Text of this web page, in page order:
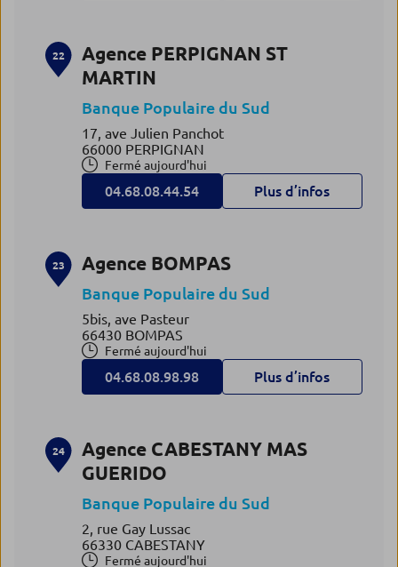
22
Agence PERPIGNAN ST
MARTIN
Banque Populaire du Sud
17, ave Julien Panchot
66000 PERPIGNAN
Fermé aujourd'hui
04.68.08.44.54 Plus d’infos
23 Agence BOMPAS
Banque Populaire du Sud
5bis, ave Pasteur
66430 BOMPAS
Fermé aujourd'hui
04.68.08.98.98 Plus d’infos
24
Agence CABESTANY MAS
GUERIDO
Banque Populaire du Sud
2, rue Gay Lussac
66330 CABESTANY
Fermé aujourd'hui